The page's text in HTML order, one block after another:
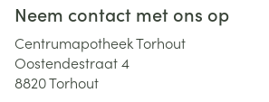
Neem contact met ons op
Centrumapotheek Torhout
Oostendestraat 4
8820Torhout